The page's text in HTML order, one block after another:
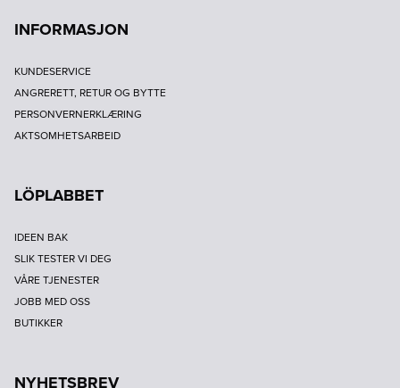
INFORMASJON
KUNDESERVICE
ANGRERETT, RETUR OG BYTTE
PERSONVERNERKLÆRING
AKTSOMHETSARBEID
LÖPLABBET
IDEEN BAK
SLIK TESTER VI DEG
VÅRE TJENESTER
JOBB MED OSS
BUTIKKER
NYHETSBREV